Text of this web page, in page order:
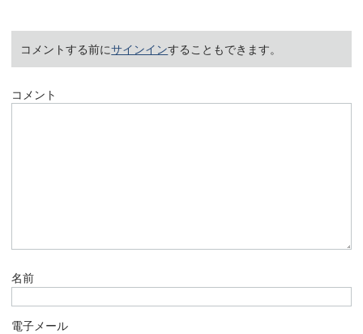
コメントする前にサインインすることもできます。
コメント
名前
電子メール